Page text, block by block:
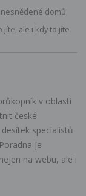
nesnědené domů
jíte, ale i kdy to jíte
v oblasti
české
specialistů
je
na webu, ale i